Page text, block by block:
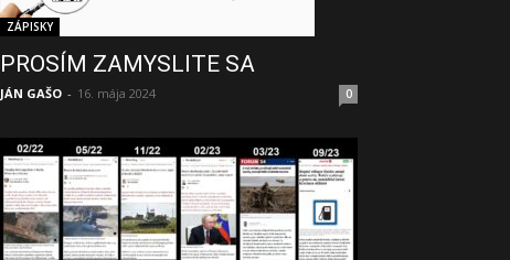
ZÁPISKY
PROSÍM ZAMYSLITE SA
JÁN GAŠO - 16. mája 2024 0